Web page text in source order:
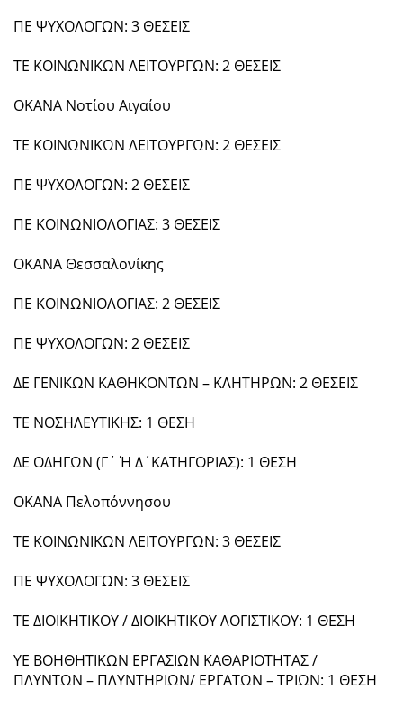
ΠΕ ΨΥΧΟΛΟΓΩΝ: 3 ΘΕΣΕΙΣ
ΤΕ ΚΟΙΝΩΝΙΚΩΝ ΛΕΙΤΟΥΡΓΩΝ: 2 ΘΕΣΕΙΣ
ΟΚΑΝΑ Νοτίου Αιγαίου
ΤΕ ΚΟΙΝΩΝΙΚΩΝ ΛΕΙΤΟΥΡΓΩΝ: 2 ΘΕΣΕΙΣ
ΠΕ ΨΥΧΟΛΟΓΩΝ: 2 ΘΕΣΕΙΣ
ΠΕ ΚΟΙΝΩΝΙΟΛΟΓΙΑΣ: 3 ΘΕΣΕΙΣ
ΟΚΑΝΑ Θεσσαλονίκης
ΠΕ ΚΟΙΝΩΝΙΟΛΟΓΙΑΣ: 2 ΘΕΣΕΙΣ
ΠΕ ΨΥΧΟΛΟΓΩΝ: 2 ΘΕΣΕΙΣ
ΔΕ ΓΕΝΙΚΩΝ ΚΑΘΗΚΟΝΤΩΝ – ΚΛΗΤΗΡΩΝ: 2 ΘΕΣΕΙΣ
ΤΕ ΝΟΣΗΛΕΥΤΙΚΗΣ: 1 ΘΕΣΗ
ΔΕ ΟΔΗΓΩΝ (Γ΄ Ή Δ΄ΚΑΤΗΓΟΡΙΑΣ): 1 ΘΕΣΗ
ΟΚΑΝΑ Πελοπόννησου
ΤΕ ΚΟΙΝΩΝΙΚΩΝ ΛΕΙΤΟΥΡΓΩΝ: 3 ΘΕΣΕΙΣ
ΠΕ ΨΥΧΟΛΟΓΩΝ: 3 ΘΕΣΕΙΣ
ΤΕ ΔΙΟΙΚΗΤΙΚΟΥ / ΔΙΟΙΚΗΤΙΚΟΥ ΛΟΓΙΣΤΙΚΟΥ: 1 ΘΕΣΗ
ΥΕ ΒΟΗΘΗΤΙΚΩΝ ΕΡΓΑΣΙΩΝ ΚΑΘΑΡΙΟΤΗΤΑΣ /
ΠΛΥΝΤΩΝ – ΠΛΥΝΤΗΡΙΩΝ/ ΕΡΓΑΤΩΝ – ΤΡΙΩΝ: 1 ΘΕΣΗ